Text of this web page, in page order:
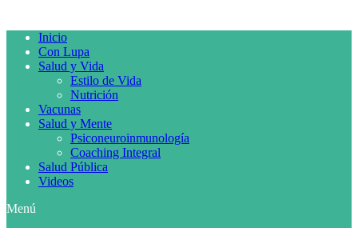
Inicio
Con Lupa
Salud y Vida
Estilo de Vida
Nutrición
Vacunas
Salud y Mente
Psiconeuroinmunología
Coaching Integral
Salud Pública
Videos
Menú